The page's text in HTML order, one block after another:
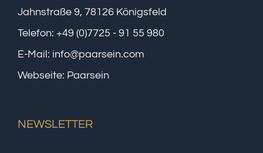
Jahnstraße 9, 78126 Königsfeld
Telefon: +49 (0)7725 - 91 55 980
E-Mail: info@paarsein.com
Webseite: Paarsein
NEWSLETTER